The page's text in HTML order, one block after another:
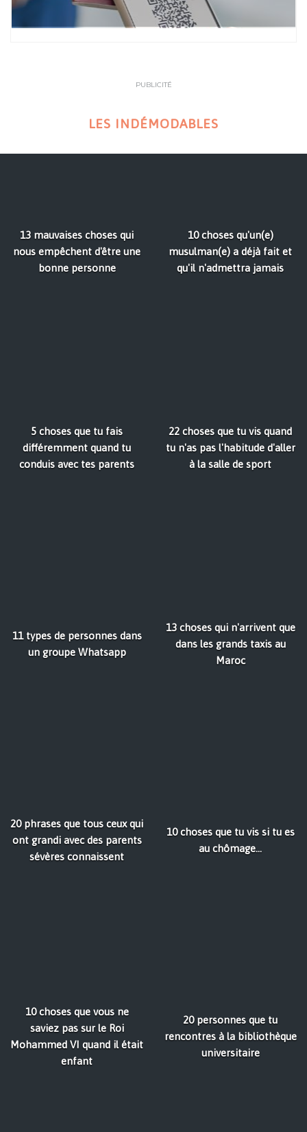
PUBLICITÉ
LES INDÉMODABLES
13 mauvaises choses qui
nous empêchent d'être une
bonne personne
10 choses qu'un(e)
musulman(e) a déjà fait et
qu'il n'admettra jamais
5 choses que tu fais
différemment quand tu
conduis avec tes parents
22 choses que tu vis quand
tu n'as pas l'habitude d'aller
à la salle de sport
11 types de personnes dans
un groupe Whatsapp
13 choses qui n'arrivent que
dans les grands taxis au
Maroc
20 phrases que tous ceux qui
ont grandi avec des parents
sévères connaissent
10 choses que tu vis si tu es
au chômage...
10 choses que vous ne
saviez pas sur le Roi
Mohammed VI quand il était
enfant
20 personnes que tu
rencontres à la bibliothèque
universitaire